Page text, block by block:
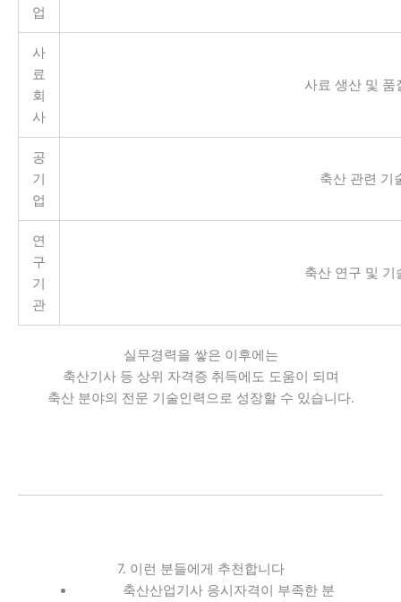
업
사
료
회
사
사료 생산 및 품
공
기
업
축산 관련 기
연
구
기
관
축산 연구 및 기
실무경력을 쌓은 이후에는
축산기사 등 상위 자격증 취득에도 도움이 되며
축산 분야의 전문 기술인력으로 성장할 수 있습니다.
7. 이런 분들에게 추천합니다
축산산업기사 응시자격이 부족한 분